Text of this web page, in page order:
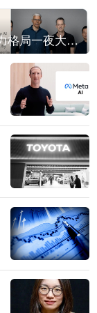
谷歌AI权力格局一夜大洗牌